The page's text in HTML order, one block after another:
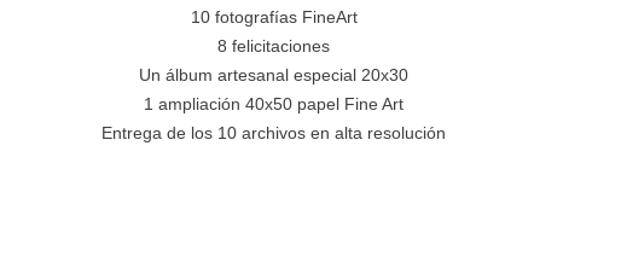
10 fotografías FineArt
8 felicitaciones
Un álbum artesanal especial 20x30
1 ampliación 40x50 papel Fine Art
Entrega de los 10 archivos en alta resolución